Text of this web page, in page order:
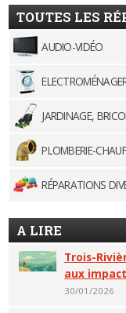
TOUTES LES
AUDIO-VIDÉO
JARDINAGE,
PLOMBERIE-
RÉPARATIONS
A LIRE
Trois-
aux
30/01/2026